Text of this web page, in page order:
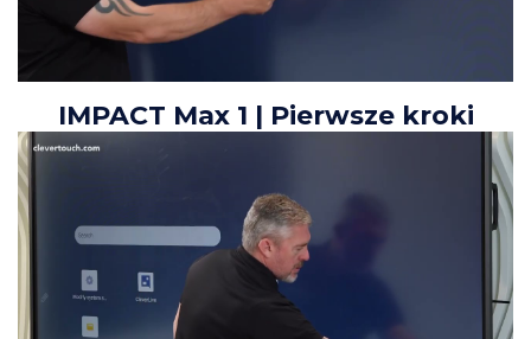
IMPACT Max 1 | Pierwsze kroki